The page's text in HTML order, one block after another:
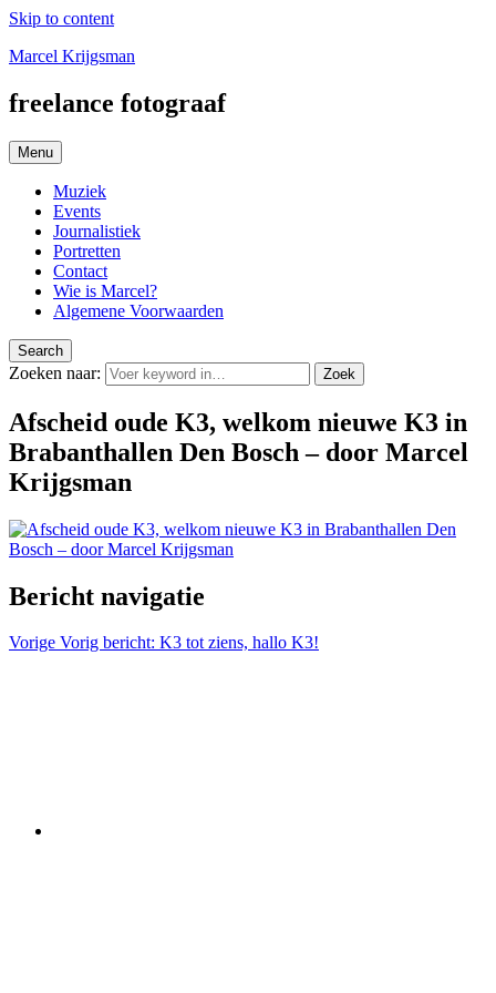
Skip to content
Marcel Krijgsman
freelance fotograaf
Menu
Muziek
Events
Journalistiek
Portretten
Contact
Wie is Marcel?
Algemene Voorwaarden
Search
Zoeken naar: Zoek
Afscheid oude K3, welkom nieuwe K3 in
Brabanthallen Den Bosch – door Marcel
Krijgsman
Bericht navigatie
Vorige Vorig bericht: K3 tot ziens, hallo K3!